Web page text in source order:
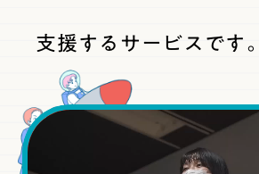
支援するサービスです。